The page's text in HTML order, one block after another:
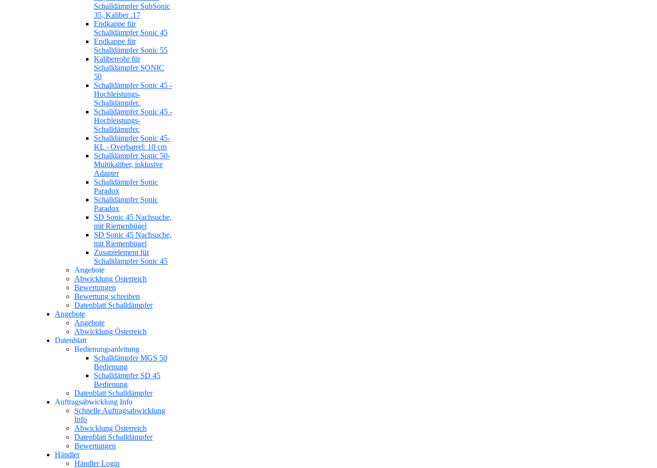
Schalldämpfer SubSonic
35, Kaliber .17
Endkappe für
Schalldämpfer Sonic 45
Endkappe für
Schalldämpfer Sonic 55
Kaliberrohr für
Schalldämpfer SONIC
50
Schalldämpfer Sonic 45 -
Hochleistungs-
Schalldämpfer.
Schalldämpfer Sonic 45 -
Hochleistungs-
Schalldämpfer.
Schalldämpfer Sonic 45-
KL - Overbarrel: 10 cm
Schalldämpfer Sonic 50-
Multikaliber, inklusive
Adapter
Schalldämpfer Sonic
Paradox
Schalldämpfer Sonic
Paradox
SD Sonic 45 Nachsuche,
mit Riemenbügel
SD Sonic 45 Nachsuche,
mit Riemenbügel
Zusatzelement für
Schalldämpfer Sonic 45
Angebote
Abwicklung Österreich
Bewertungen
Bewertung schreiben
Datenblatt Schalldämpfer
Angebote
Angebote
Abwicklung Österreich
Datenblatt
Bedienungsanleitung
Schalldämpfer MGS 50
Bedienung
Schalldämpfer SD 45
Bedienung
Datenblatt Schalldämpfer
Auftragsabwicklung Info
Schnelle Auftragsabwicklung
Info
Abwicklung Österreich
Datenblatt Schalldämpfer
Bewertungen
Händler
Händler Login